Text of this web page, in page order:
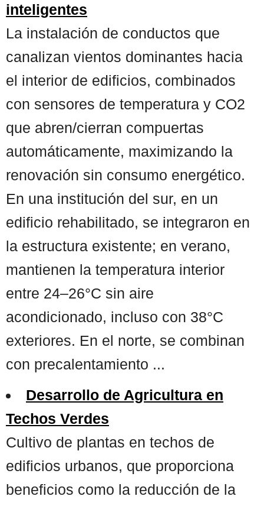
inteligentes
La instalación de conductos que
canalizan vientos dominantes hacia
el interior de edificios, combinados
con sensores de temperatura y CO2
que abren/cierran compuertas
automáticamente, maximizando la
renovación sin consumo energético.
En una institución del sur, en un
edificio rehabilitado, se integraron en
la estructura existente; en verano,
mantienen la temperatura interior
entre 24–26°C sin aire
acondicionado, incluso con 38°C
exteriores. En el norte, se combinan
con precalentamiento ...
Desarrollo de Agricultura en
Techos Verdes
Cultivo de plantas en techos de
edificios urbanos, que proporciona
beneficios como la reducción de la